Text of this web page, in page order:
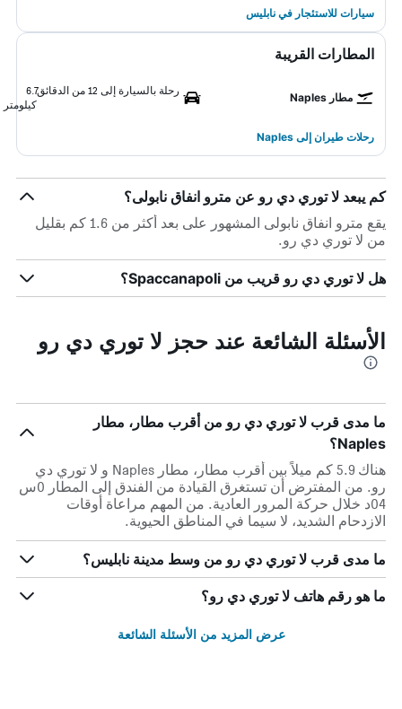
سيارات للاستئجار في نابليس
المطارات القريبة
مطار Naples
رحلة بالسيارة إلى 12 من الدقائق
6.7
كيلومتر
رحلات طيران إلى Naples
كم يبعد لا توري دي رو عن مترو انفاق نابولى؟
يقع مترو انفاق نابولى المشهور على بعد أكثر من 1.6 كم بقليل
من لا توري دي رو.
هل لا توري دي رو قريب من Spaccanapoli؟
الأسئلة الشائعة عند حجز لا توري دي رو
ما مدى قرب لا توري دي رو من أقرب مطار، مطار
Naples؟
هناك 5.9 كم ميلاً بين أقرب مطار، مطار Naples و لا توري دي
رو. من المفترض أن تستغرق القيادة من الفندق إلى المطار 0س
04د خلال حركة المرور العادية. من المهم مراعاة أوقات
الازدحام الشديد، لا سيما في المناطق الحيوية.
ما مدى قرب لا توري دي رو من وسط مدينة نابليس؟
ما هو رقم هاتف لا توري دي رو؟
عرض المزيد من الأسئلة الشائعة